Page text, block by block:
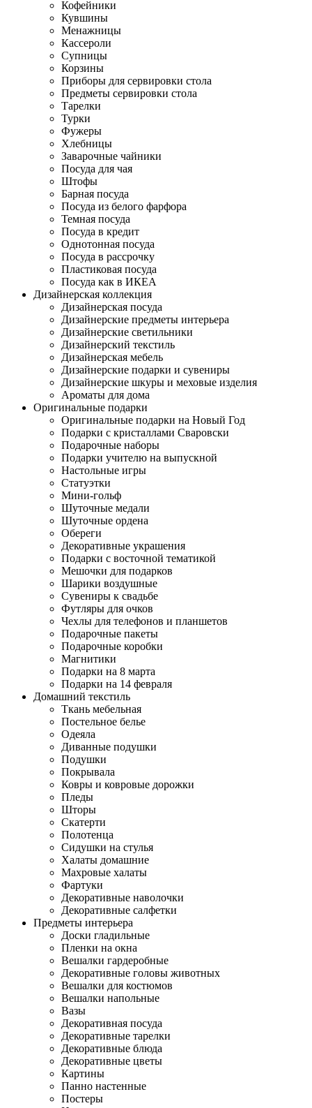
Кофейники
Кувшины
Менажницы
Кассероли
Супницы
Корзины
Приборы для сервировки стола
Предметы сервировки стола
Тарелки
Турки
Фужеры
Хлебницы
Заварочные чайники
Посуда для чая
Штофы
Барная посуда
Посуда из белого фарфора
Темная посуда
Посуда в кредит
Однотонная посуда
Посуда в рассрочку
Пластиковая посуда
Посуда как в ИКЕА
Дизайнерская коллекция
Дизайнерская посуда
Дизайнерские предметы интерьера
Дизайнерские светильники
Дизайнерский текстиль
Дизайнерская мебель
Дизайнерские подарки и сувениры
Дизайнерские шкуры и меховые изделия
Ароматы для дома
Оригинальные подарки
Оригинальные подарки на Новый Год
Подарки с кристаллами Сваровски
Подарочные наборы
Подарки учителю на выпускной
Настольные игры
Статуэтки
Мини-гольф
Шуточные медали
Шуточные ордена
Обереги
Декоративные украшения
Подарки с восточной тематикой
Мешочки для подарков
Шарики воздушные
Сувениры к свадьбе
Футляры для очков
Чехлы для телефонов и планшетов
Подарочные пакеты
Подарочные коробки
Магнитики
Подарки на 8 марта
Подарки на 14 февраля
Домашний текстиль
Ткань мебельная
Постельное белье
Одеяла
Диванные подушки
Подушки
Покрывала
Ковры и ковровые дорожки
Пледы
Шторы
Скатерти
Полотенца
Сидушки на стулья
Халаты домашние
Махровые халаты
Фартуки
Декоративные наволочки
Декоративные салфетки
Предметы интерьера
Доски гладильные
Пленки на окна
Вешалки гардеробные
Декоративные головы животных
Вешалки для костюмов
Вешалки напольные
Вазы
Декоративная посуда
Декоративные тарелки
Декоративные блюда
Декоративные цветы
Картины
Панно настенные
Постеры